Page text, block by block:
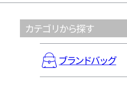
カテゴリから探す
ブランドバッグ